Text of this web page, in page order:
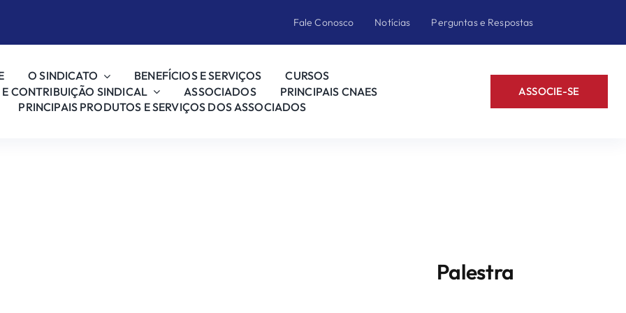
Fale Conosco Notícias Perguntas e Respostas
O SINDICATO BENEFÍCIOS E SERVIÇOS
CURSOS
CONTRIBUIÇÃO SINDICAL
ASSOCIADOS
PRINCIPAIS CNAES
PRINCIPAIS PRODUTOS E SERVIÇOS DOS ASSOCIADOS
ASSOCIE-SE
Palestra